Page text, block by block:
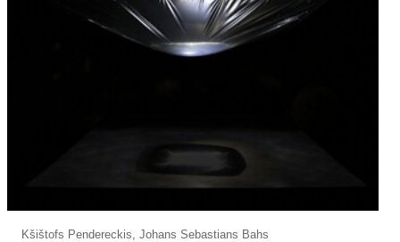
Kšištofs Pendereckis, Johans Sebastians Bahs